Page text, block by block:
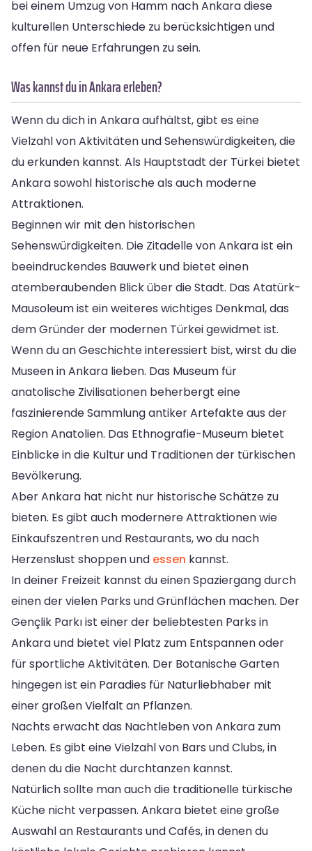
bei einem Umzug von Hamm nach Ankara diese
kulturellen Unterschiede zu berücksichtigen und
offen für neue Erfahrungen zu sein.
Was kannst du in Ankara erleben?
Wenn du dich in Ankara aufhältst, gibt es eine
Vielzahl von Aktivitäten und Sehenswürdigkeiten, die
du erkunden kannst. Als Hauptstadt der Türkei bietet
Ankara sowohl historische als auch moderne
Attraktionen.
Beginnen wir mit den historischen
Sehenswürdigkeiten. Die Zitadelle von Ankara ist ein
beeindruckendes Bauwerk und bietet einen
atemberaubenden Blick über die Stadt. Das Atatürk-
Mausoleum ist ein weiteres wichtiges Denkmal, das
dem Gründer der modernen Türkei gewidmet ist.
Wenn du an Geschichte interessiert bist, wirst du die
Museen in Ankara lieben. Das Museum für
anatolische Zivilisationen beherbergt eine
faszinierende Sammlung antiker Artefakte aus der
Region Anatolien. Das Ethnografie-Museum bietet
Einblicke in die Kultur und Traditionen der türkischen
Bevölkerung.
Aber Ankara hat nicht nur historische Schätze zu
bieten. Es gibt auch modernere Attraktionen wie
Einkaufszentren und Restaurants, wo du nach
Herzenslust shoppen und essen kannst.
In deiner Freizeit kannst du einen Spaziergang durch
einen der vielen Parks und Grünflächen machen. Der
Gençlik Parkı ist einer der beliebtesten Parks in
Ankara und bietet viel Platz zum Entspannen oder
für sportliche Aktivitäten. Der Botanische Garten
hingegen ist ein Paradies für Naturliebhaber mit
einer großen Vielfalt an Pflanzen.
Nachts erwacht das Nachtleben von Ankara zum
Leben. Es gibt eine Vielzahl von Bars und Clubs, in
denen du die Nacht durchtanzen kannst.
Natürlich sollte man auch die traditionelle türkische
Küche nicht verpassen. Ankara bietet eine große
Auswahl an Restaurants und Cafés, in denen du